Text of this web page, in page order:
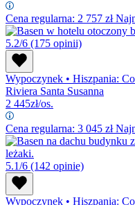
Cena regularna: 2 757 zł
5.2/6 (175 opinii)
Wypoczynek • Hiszpania:
Riviera Santa Susanna
2 445zł/os.
Cena regularna: 3 045 zł
5.1/6 (142 opinie)
Wypoczynek • Hiszpania: